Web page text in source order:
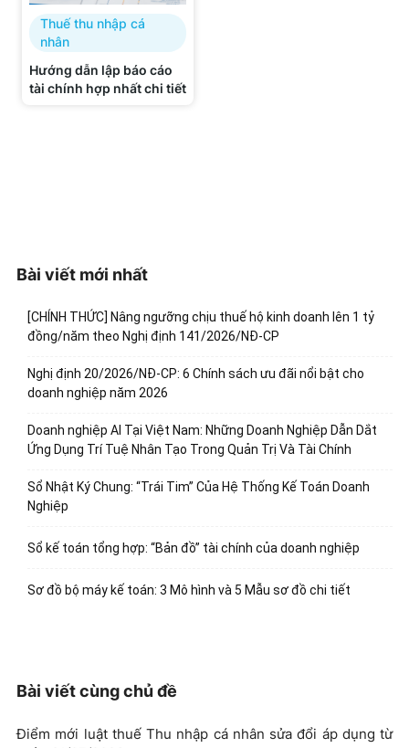
Thuế thu nhập cá
nhân
Hướng dẫn lập báo cáo
tài chính hợp nhất chi tiết
Bài viết mới nhất
[CHÍNH THỨC] Nâng ngưỡng chịu thuế hộ kinh doanh lên 1 tỷ
đồng/năm theo Nghị định 141/2026/NĐ-CP
Nghị định 20/2026/NĐ-CP: 6 Chính sách ưu đãi nổi bật cho
doanh nghiệp năm 2026
Doanh nghiệp AI Tại Việt Nam: Những Doanh Nghiệp Dẫn Dắt
Ứng Dụng Trí Tuệ Nhân Tạo Trong Quản Trị Và Tài Chính
Sổ Nhật Ký Chung: “Trái Tim” Của Hệ Thống Kế Toán Doanh
Nghiệp
Sổ kế toán tổng hợp: “Bản đồ” tài chính của doanh nghiệp
Sơ đồ bộ máy kế toán: 3 Mô hình và 5 Mẫu sơ đồ chi tiết
Bài viết cùng chủ đề
Điểm mới luật thuế Thu nhập cá nhân sửa đổi áp dụng từ